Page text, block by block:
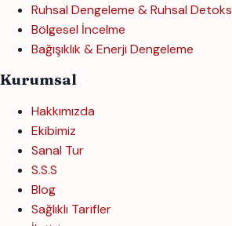
Ruhsal Dengeleme & Ruhsal Detoks
Bölgesel İncelme
Bağışıklık & Enerji Dengeleme
Kurumsal
Hakkımızda
Ekibimiz
Sanal Tur
S.S.S
Blog
Sağlıklı Tarifler